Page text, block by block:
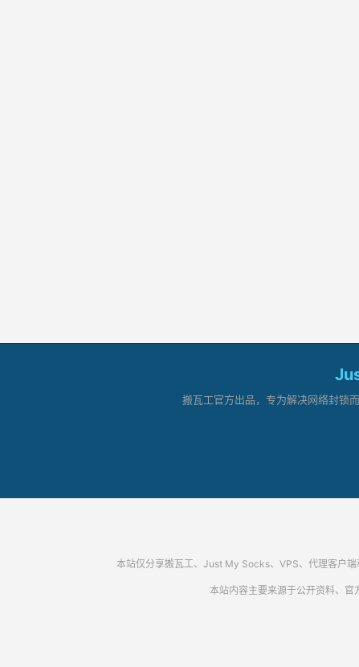
搬瓦工官方出品，专为解决网络封锁
本站仅分享搬瓦工、Just My Socks、VPS、代理客户
本站内容主要来源于公开资料、